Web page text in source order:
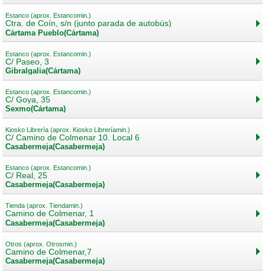
Estanco (aprox. Estancomin.)
Ctra. de Coín, s/n (junto parada de autobús)
Cártama Pueblo(Cártama)
Estanco (aprox. Estancomin.)
C/ Paseo, 3
Gibralgalia(Cártama)
Estanco (aprox. Estancomin.)
C/ Goya, 35
Sexmo(Cártama)
Kiosko Librería (aprox. Kiosko Libreríamin.)
C/ Camino de Colmenar 10. Local 6
Casabermeja(Casabermeja)
Estanco (aprox. Estancomin.)
C/ Real, 25
Casabermeja(Casabermeja)
Tienda (aprox. Tiendamin.)
Camino de Colmenar, 1
Casabermeja(Casabermeja)
Otros (aprox. Otrosmin.)
Camino de Colmenar,7
Casabermeja(Casabermeja)